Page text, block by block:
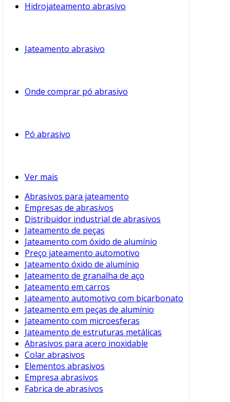
Hidrojateamento abrasivo
Jateamento abrasivo
Onde comprar pó abrasivo
Pó abrasivo
Ver mais
Abrasivos para jateamento
Empresas de abrasivos
Distribuidor industrial de abrasivos
Jateamento de peças
Jateamento com óxido de alumínio
Preço jateamento automotivo
Jateamento óxido de alumínio
Jateamento de granalha de aço
Jateamento em carros
Jateamento automotivo com bicarbonato
Jateamento em peças de alumínio
Jateamento com microesferas
Jateamento de estruturas metálicas
Abrasivos para acero inoxidable
Colar abrasivos
Elementos abrasivos
Empresa abrasivos
Fabrica de abrasivos